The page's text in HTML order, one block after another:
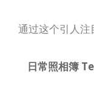
通过这个引人注
日常照相簿